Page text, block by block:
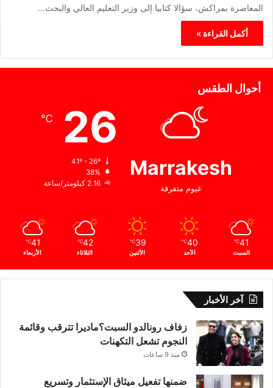
المعاصرة بمراكش، سؤالا كتابيا إلى وزير التعليم العالي والبحث…
أكمل القراءة »
أحوال الطقس
Marrakesh
غيوم متفرقة
26
℃
38%
2.16 كيلومتر/ساعة
41
℃
السبت
40
℃
الأحد
39
℃
الأثنين
42
℃
الثلاثاء
41
℃
الأربعاء
آخر الأخبار
زفاف رونالدو السبت؟ماديرا تترقب وقائمة
النجوم تشعل التكهنات
منذ 9 ساعات
ضمنها تفعيل ميثاق الإستثمار وتسريع